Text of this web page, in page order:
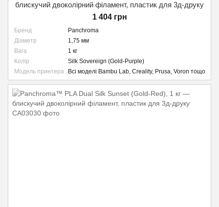
блискучий двоколірний філамент, пластик для 3д-друку
1 404 грн
Бренд
Panchroma
Діаметр
1,75 мм
Вага
1 кг
Колір
Silk Sovereign (Gold-Purple)
Модель принтера
Всі моделі Bambu Lab, Creality, Prusa, Voron тощо